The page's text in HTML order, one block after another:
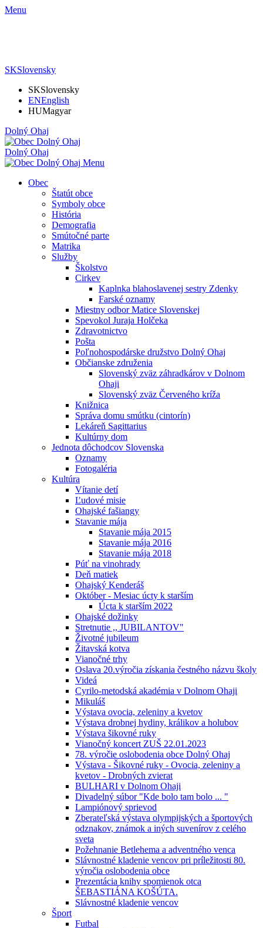
Menu
SKSlovensky
SKSlovensky
ENEnglish
HUMagyar
Dolný Ohaj
Dolný Ohaj
Menu
Obec
Štatút obce
Symboly obce
História
Demografia
Smútočné parte
Matrika
Služby
Školstvo
Cirkev
Kaplnka blahoslavenej sestry Zdenky
Farské oznamy
Miestny odbor Matice Slovenskej
Spevokol Juraja Holčeka
Zdravotnictvo
Pošta
Poľnohospodárske družstvo Dolný Ohaj
Občianske združenia
Slovenský zväz záhradkárov v Dolnom
Ohaji
Slovenský zväz Červeného kríža
Knižnica
Správa domu smútku (cintorín)
Lekáreň Sagittarius
Kultúrny dom
Jednota dôchodcov Slovenska
Oznamy
Fotogaléria
Kultúra
Vítanie detí
Ľudové misie
Ohajské fašiangy
Stavanie mája
Stavanie mája 2015
Stavanie mája 2016
Stavanie mája 2018
Púť na vinohrady
Deň matiek
Ohajský Kenderáš
Október - Mesiac úcty k starším
Úcta k starším 2022
Ohajské dožinky
Stretnutie ,, JUBILANTOV"
Životné jubileum
Žitavská kotva
Vianočné trhy
Oslava 20.výročia získania čestného názvu školy
Videá
Cyrilo-metodská akadémia v Dolnom Ohaji
Mikuláš
Výstava ovocia, zeleniny a kvetov
Výstava drobnej hydiny, králikov a holubov
Výstava šikovné ruky
Vianočný koncert ZUŠ 22.01.2023
78. výročie oslobodenia obce Dolný Ohaj
Výstava - Šikovné ruky - Ovocia, zeleniny a
kvetov - Drobných zvierat
BULHARI v Dolnom Ohaji
Divadelný súbor "Kde bolo tam bolo ... "
Lampiónový sprievod
Zberateľská výstava olympijských a športových
odznakov, známok a iných suvenírov z celého
sveta
Požehnanie Betlehema a adventného venca
Slávnostné kladenie vencov pri príležitosti 80.
výročia oslobodenia obce
Prezentácia knihy spomienok otca
ŠEBASTIÁNA KOŠÚTA.
Slávnostné kladenie vencov
Šport
Futbal